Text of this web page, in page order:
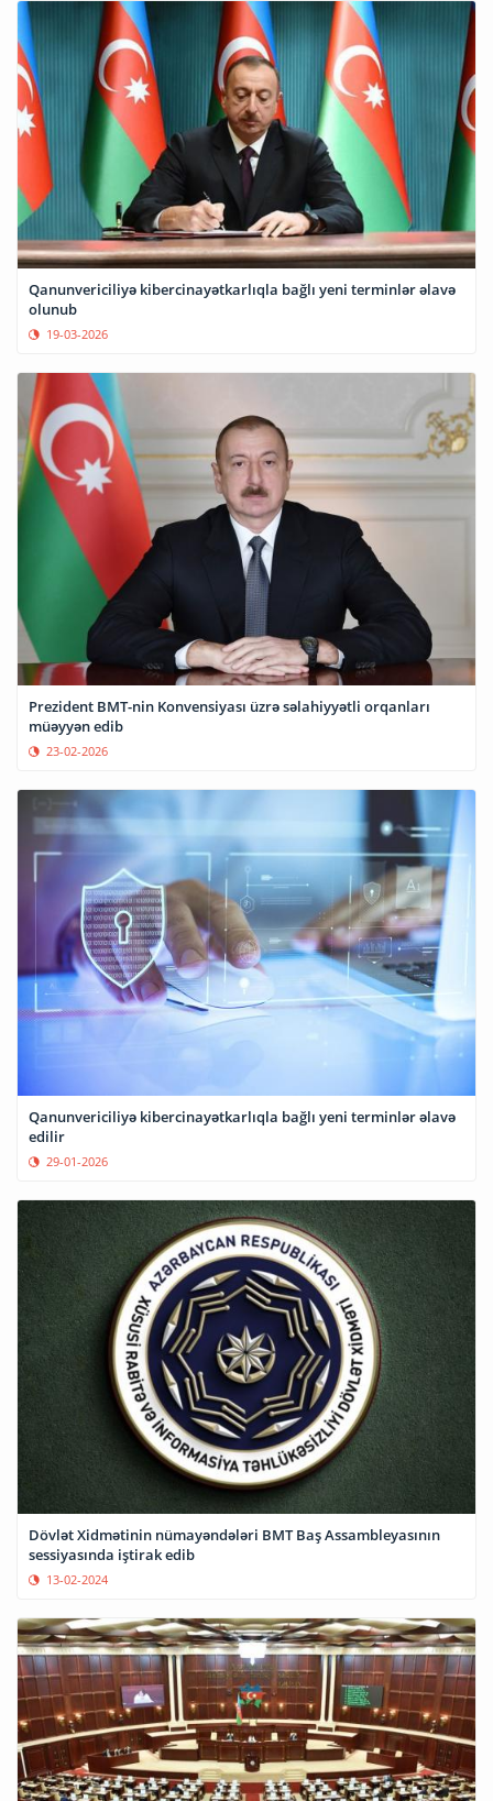
Qanunvericiliyə kibercinayətkarlıqla bağlı yeni terminlər əlavə
olunub
19-03-2026
Prezident BMT-nin Konvensiyası üzrə səlahiyyətli orqanları
müəyyən edib
23-02-2026
Qanunvericiliyə kibercinayətkarlıqla bağlı yeni terminlər əlavə
edilir
29-01-2026
Dövlət Xidmətinin nümayəndələri BMT Baş Assambleyasının
sessiyasında iştirak edib
13-02-2024